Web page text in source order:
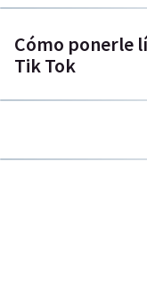
Cómo ponerle
Tik Tok